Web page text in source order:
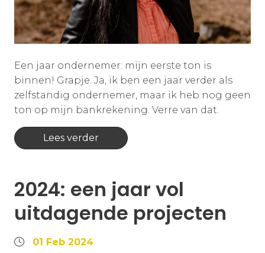
Een jaar ondernemer: mijn eerste ton is
binnen! Grapje. Ja, ik ben een jaar verder als
zelfstandig ondernemer, maar ik heb nog geen
ton op mijn bankrekening. Verre van dat.
Lees verder
2024: een jaar vol
uitdagende projecten
01 Feb 2024